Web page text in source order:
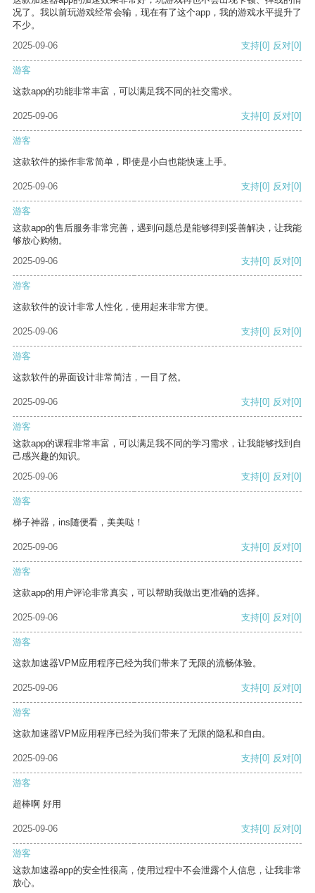
况了。我以前玩游戏经常会输，现在有了这个app，我的游戏水平提升了
不少。
2025-09-06
支持[0] 反对[0]
游客
这款app的功能非常丰富，可以满足我不同的社交需求。
2025-09-06 支持[0] 反对[0]
游客
这款软件的操作非常简单，即使是小白也能快速上手。
2025-09-06 支持[0] 反对[0]
游客
这款app的售后服务非常完善，遇到问题总是能够得到妥善解决，让我能
够放心购物。
2025-09-06
支持[0] 反对[0]
游客
这款软件的设计非常人性化，使用起来非常方便。
2025-09-06 支持[0] 反对[0]
游客
这款软件的界面设计非常简洁，一目了然。
2025-09-06 支持[0] 反对[0]
游客
这款app的课程非常丰富，可以满足我不同的学习需求，让我能够找到自
己感兴趣的知识。
2025-09-06
支持[0] 反对[0]
游客
梯子神器，ins随便看，美美哒！
2025-09-06 支持[0] 反对[0]
游客
这款app的用户评论非常真实，可以帮助我做出更准确的选择。
2025-09-06 支持[0] 反对[0]
游客
这款加速器VPM应用程序已经为我们带来了无限的流畅体验。
2025-09-06 支持[0] 反对[0]
游客
这款加速器VPM应用程序已经为我们带来了无限的隐私和自由。
2025-09-06 支持[0] 反对[0]
游客
超棒啊 好用
2025-09-06 支持[0] 反对[0]
游客
这款加速器app的安全性很高，使用过程中不会泄露个人信息，让我非常
放心。